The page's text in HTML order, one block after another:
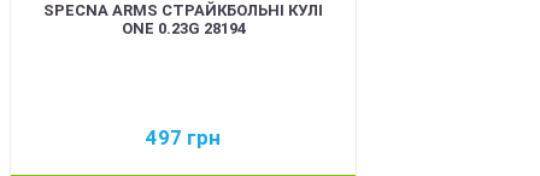
SPECNA ARMS СТРАЙКБОЛЬНІ КУЛІ
ONE 0.23G 28194
497 грн